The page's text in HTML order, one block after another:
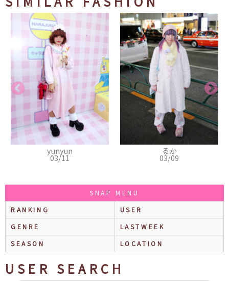
SNAP MENU
RANKING
USER
GENRE
LASTWEEK
SEASON
LOCATION
USER SEARCH